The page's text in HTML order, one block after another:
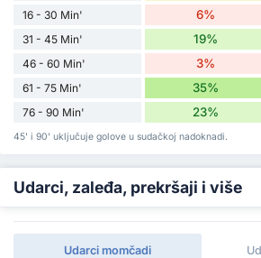
16 - 30 Min' 6%
31 - 45 Min' 19%
46 - 60 Min' 3%
61 - 75 Min' 35%
76 - 90 Min' 23%
45' i 90' uključuje golove u sudačkoj nadoknadi.
Udarci, zaleđa, prekršaji i više
Udarci momčadi